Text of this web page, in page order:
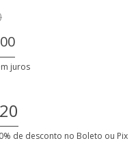
juros
de desconto no Boleto ou Pix